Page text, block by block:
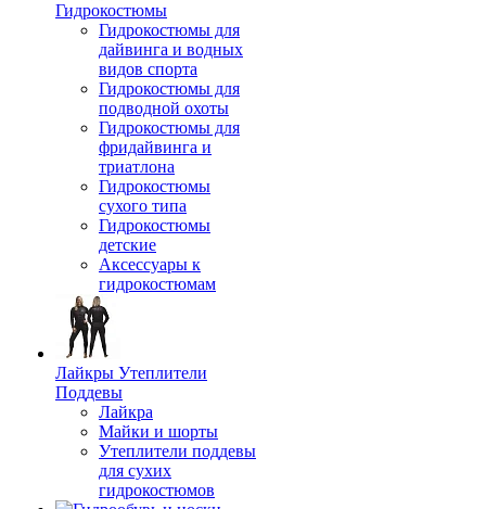
Гидрокостюмы
Гидрокостюмы для
дайвинга и водных
видов спорта
Гидрокостюмы для
подводной охоты
Гидрокостюмы для
фридайвинга и
триатлона
Гидрокостюмы
сухого типа
Гидрокостюмы
детские
Аксессуары к
гидрокостюмам
Лайкры Утеплители
Поддевы
Лайкра
Майки и шорты
Утеплители поддевы
для сухих
гидрокостюмов